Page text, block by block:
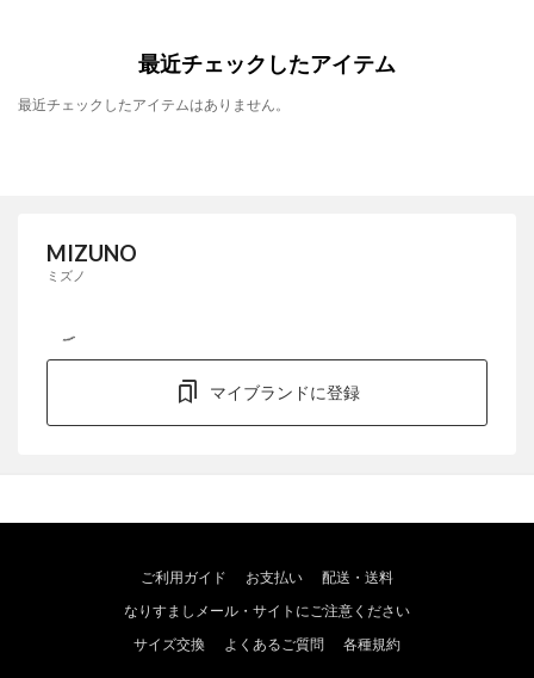
最近チェックしたアイテム
最近チェックしたアイテムはありません。
MIZUNO
ミズノ
マイブランドに登録
ご利用ガイド お支払い
配送・送料
なりすましメール・サイトにご注意ください
サイズ交換
よくあるご質問 各種規約